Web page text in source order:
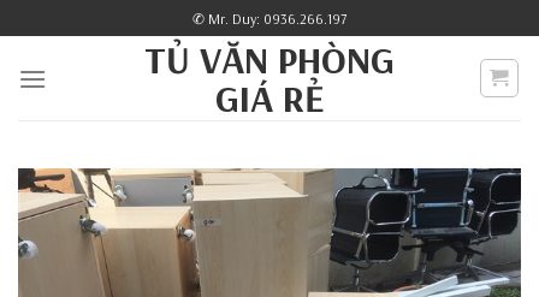
to
content
✆ Mr. Duy: 0936.266.197
TỦ VĂN PHÒNG
GIÁ RẺ